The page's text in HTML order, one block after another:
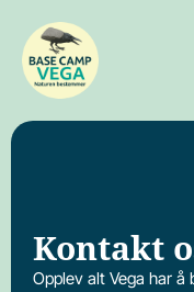
Kontakt
Opplev alt Vega har å